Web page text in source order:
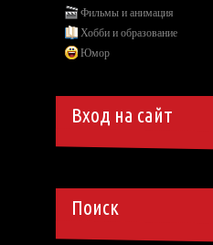
Фильмы и анимация
Хобби и образование
Юмор
Вход на сайт
Поиск